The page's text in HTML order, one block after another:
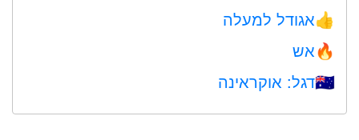
👍אגודל למעלה
🔥אש
🇺🇦דגל: אוקראינה